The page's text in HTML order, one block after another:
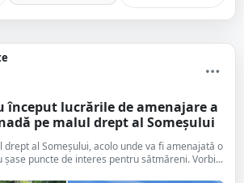
început lucrările de amenajare a
pe malul drept al Someșului
drept al Someșului, acolo unde va fi amenajată o
șase puncte de interes pentru sătmăreni. Vorbi...